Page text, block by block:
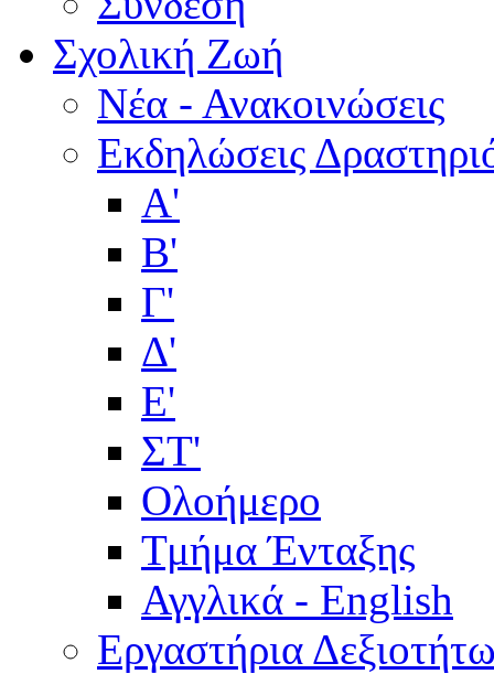
Σχολική Ζωή
Νέα - Ανακοινώσεις
Εκδηλώσεις
Α'
Β'
Γ'
Δ'
Ε'
ΣΤ'
Ολοήμερο
Τμήμα Ένταξης
Αγγλικά - English
Εργαστήρια